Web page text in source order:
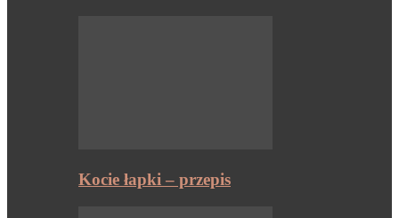
Kocie łapki – przepis